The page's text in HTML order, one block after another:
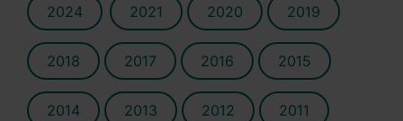
2024 2021 2020 2019
2018 2017 2016 2015
2014 2013 2012 2011